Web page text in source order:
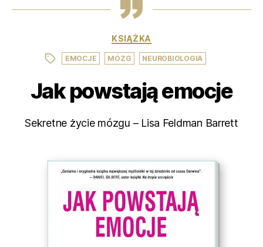
Kategorie
KSIĄŻKA
TagiEMOCJE MÓZG NEUROBIOLOGIA
Jak powstają emocje
Sekretne życie mózgu – Lisa Feldman Barrett